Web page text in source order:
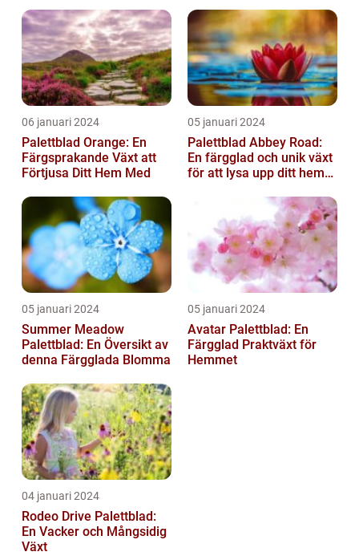
06 januari 2024
Palettblad Orange: En
Färgsprakande Växt att
Förtjusa Ditt Hem Med
05 januari 2024
Palettblad Abbey Road:
En färgglad och unik växt
för att lysa upp ditt hem
05 januari 2024
Summer Meadow
Palettblad: En Översikt av
denna Färgglada Blomma
05 januari 2024
Avatar Palettblad: En
Färgglad Praktväxt för
Hemmet
04 januari 2024
Rodeo Drive Palettblad:
En Vacker och Mångsidig
Växt